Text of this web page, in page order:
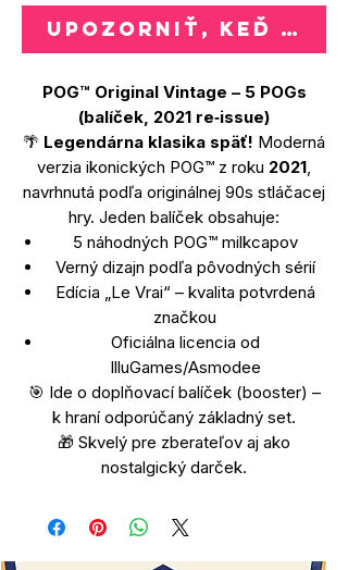
Upozorniť, keď
POG™ Original Vintage – 5 POGs
(balíček, 2021 re‑issue)
🌴 Legendárna klasika späť! Moderná
verzia ikonických POG™ z roku 2021,
navrhnutá podľa originálnej 90s stláčacej
hry. Jeden balíček obsahuje:
5 náhodných POG™ milkcapov
Verný dizajn podľa pôvodných sérií
Edícia „Le Vrai“ – kvalita potvrdená
značkou
Oficiálna licencia od
IlluGames/Asmodee
🎯 Ide o doplňovací balíček (booster) –
k hraní odporúčaný základný set.
🎁 Skvelý pre zberateľov aj ako
nostalgický darček.